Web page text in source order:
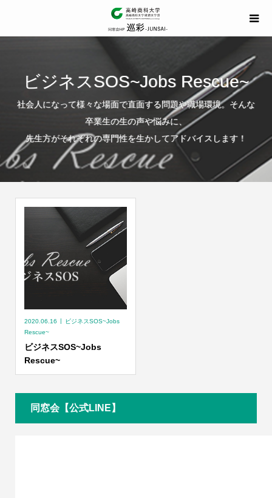
ビジネスSOS~Jobs Rescue~
社会人になって様々な場面で直面する問題や職場環境。そんな
卒業生の生の声や悩みに、
先生方がそれぞれの専門性を生かしてアドバイスします！
2020.06.16
ビジネスSOS~Jobs
Rescue~
ビジネスSOS~Jobs
Rescue~
同窓会【公式LINE】